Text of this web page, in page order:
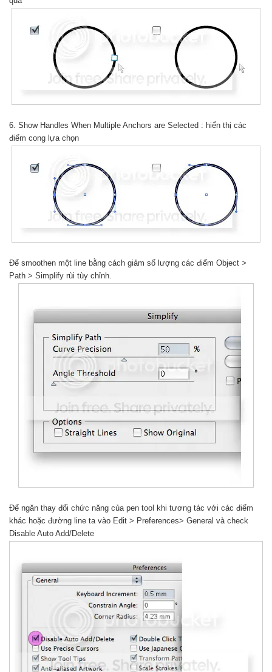
6. Show Handles When Multiple Anchors are Selected : hiển thị các
điểm cong lựa chọn
Để smoothen một line bằng cách giảm số lượng các điểm Object >
Path > Simplify rùi tùy chỉnh.
Để ngăn thay đổi chức năng của pen tool khi tương tác với các điểm
khác hoặc đường line ta vào Edit > Preferences> General và check
Disable Auto Add/Delete